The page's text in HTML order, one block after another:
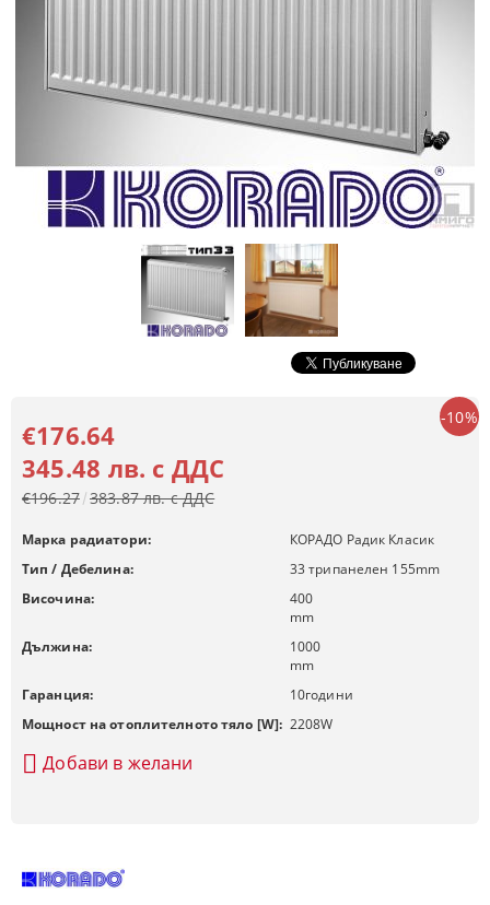
-10%
€176.64
345.48 лв. с ДДС
€196.27 383.87 лв. с ДДС
Марка радиатори:
КОРАДО Радик Класик
Тип / Дебелина:
33 трипанелен 155mm
Височина:
400
mm
Дължина:
1000
mm
Гаранция:
10години
Мощност на отоплителното тяло [W]: 2208W
Добави в желани